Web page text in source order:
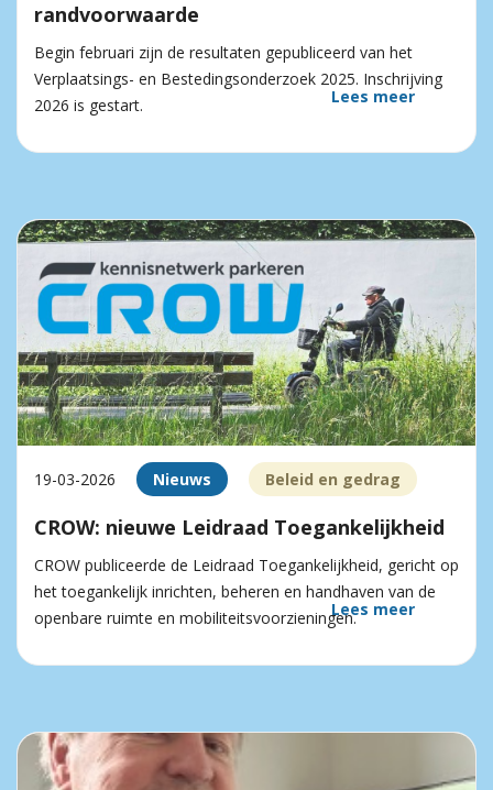
randvoorwaarde
Begin februari zijn de resultaten gepubliceerd van het
Verplaatsings- en Bestedingsonderzoek 2025. Inschrijving
2026 is gestart.
Lees meer
19-03-2026 Nieuws Beleid en gedrag
CROW: nieuwe Leidraad Toegankelijkheid
CROW publiceerde de Leidraad Toegankelijkheid, gericht op
het toegankelijk inrichten, beheren en handhaven van de
openbare ruimte en mobiliteitsvoorzieningen.Lees meer